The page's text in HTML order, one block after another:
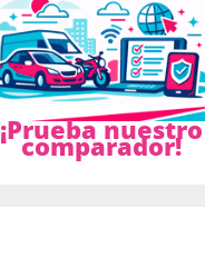
¡Prueba nuestro
comparador!